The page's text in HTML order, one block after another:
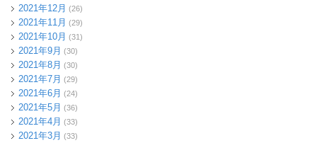
2021年12月 (26)
2021年11月 (29)
2021年10月 (31)
2021年9月 (30)
2021年8月 (30)
2021年7月 (29)
2021年6月 (24)
2021年5月 (36)
2021年4月 (33)
2021年3月 (33)